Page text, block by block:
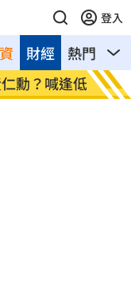
登入
熱門 影
財經
曝光 兒女